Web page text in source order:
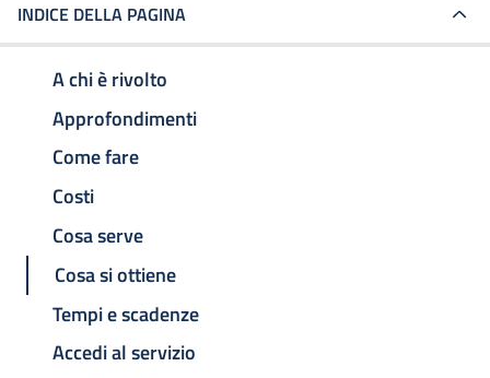
INDICE DELLA PAGINA
A chi è rivolto
Approfondimenti
Come fare
Costi
Cosa serve
Cosa si ottiene
Tempi e scadenze
Accedi al servizio